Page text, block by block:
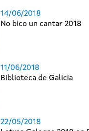
14/06/2018
No bico un cantar 2018
11/06/2018
Biblioteca de Galicia
22/05/2018